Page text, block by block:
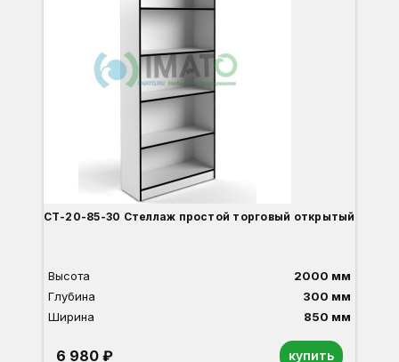
СТ-20-85-30 Стеллаж простой торговый открытый
Высота
2000 мм
Глубина
300 мм
Ширина
850 мм
6 980 ₽ купить